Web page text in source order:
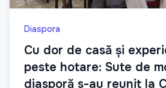
Diaspora
Cu dor de casă și
peste hotare: Sute de
diasporă s-au reunit la